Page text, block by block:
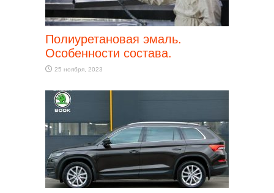
Полиуретановая эмаль.
Особенности состава.
25 ноября, 2023